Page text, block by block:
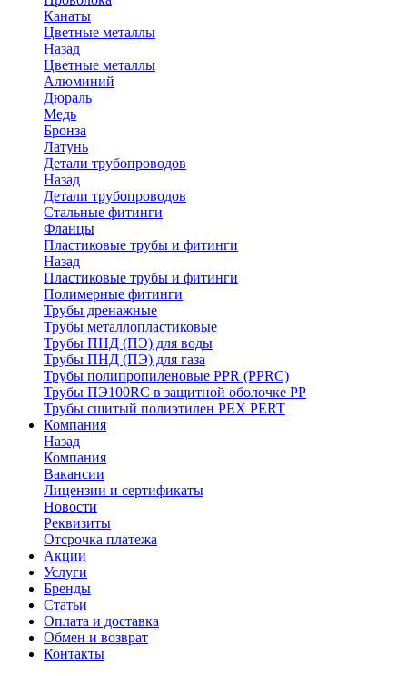
Канаты
Цветные металлы
Назад
Цветные металлы
Алюминий
Дюраль
Медь
Бронза
Латунь
Детали трубопроводов
Назад
Детали трубопроводов
Стальные фитинги
Фланцы
Пластиковые трубы и фитинги
Назад
Пластиковые трубы и фитинги
Полимерные фитинги
Трубы дренажные
Трубы металлопластиковые
Трубы ПНД (ПЭ) для воды
Трубы ПНД (ПЭ) для газа
Трубы полипропиленовые PPR (PPRC)
Трубы ПЭ100RC в защитной оболочке PP
Трубы сшитый полиэтилен PEX PERT
Компания
Назад
Компания
Вакансии
Лицензии и сертификаты
Новости
Реквизиты
Отсрочка платежа
Акции
Услуги
Бренды
Статьи
Оплата и доставка
Обмен и возврат
Контакты